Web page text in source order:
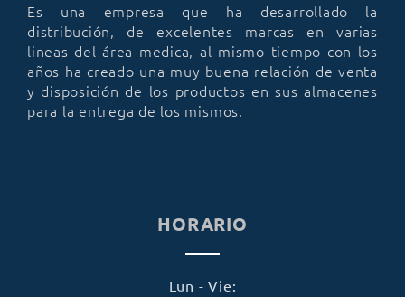
Es una empresa que ha desarrollado la
distribución, de excelentes marcas en varias
lineas del área medica, al mismo tiempo con los
años ha creado una muy buena relación de venta
y disposición de los productos en sus almacenes
para la entrega de los mismos.
HORARIO
Lun - Vie: